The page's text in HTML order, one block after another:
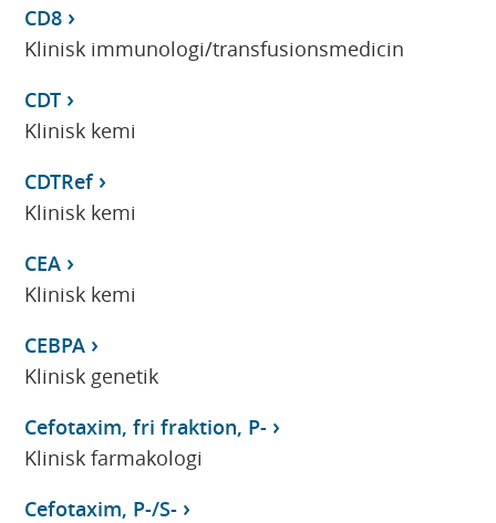
CD8
Klinisk immunologi/transfusionsmedicin
CDT
Klinisk kemi
CDTRef
Klinisk kemi
CEA
Klinisk kemi
CEBPA
Klinisk genetik
Cefotaxim, fri fraktion, P-
Klinisk farmakologi
Cefotaxim, P-/S-